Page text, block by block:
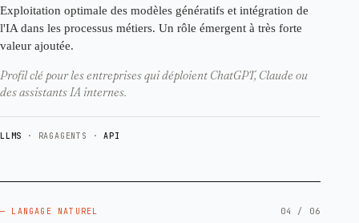
Exploitation optimale des modèles génératifs et intégration de
l'IA dans les processus métiers. Un rôle émergent à très forte
valeur ajoutée.
Profil clé pour les entreprises qui déploient ChatGPT, Claude ou
des assistants IA internes.
LLMS · RAGAGENTS ·API
— LANGAGE NATUREL 04 / 06